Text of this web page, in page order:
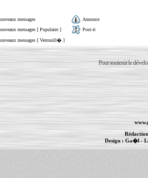
messages
Annonce
messages [ Populaire ]
Post-it
messages [ Verrouill� ]
Pour soutenir le
Design :Ga�l -
Informations : PowerBook